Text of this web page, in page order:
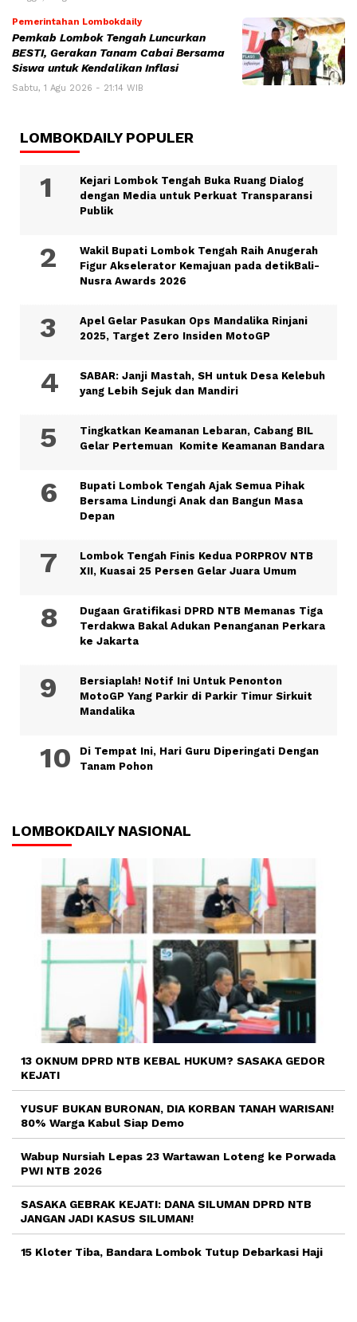
Pemerintahan Lombokdaily
Pemkab Lombok Tengah Luncurkan
BESTI, Gerakan Tanam Cabai Bersama
Siswa untuk Kendalikan Inflasi
Sabtu, 1 Agu 2026 - 21:14 WIB
LOMBOKDAILY POPULER
Kejari Lombok Tengah Buka Ruang Dialog
dengan Media untuk Perkuat Transparansi
Publik
Wakil Bupati Lombok Tengah Raih Anugerah
Figur Akselerator Kemajuan pada detikBali-
Nusra Awards 2026
Apel Gelar Pasukan Ops Mandalika Rinjani
2025, Target Zero Insiden MotoGP
SABAR: Janji Mastah, SH untuk Desa Kelebuh
yang Lebih Sejuk dan Mandiri
Tingkatkan Keamanan Lebaran, Cabang BIL
Gelar Pertemuan Komite Keamanan Bandara
Bupati Lombok Tengah Ajak Semua Pihak
Bersama Lindungi Anak dan Bangun Masa
Depan
Lombok Tengah Finis Kedua PORPROV NTB
XII, Kuasai 25 Persen Gelar Juara Umum
Dugaan Gratifikasi DPRD NTB Memanas Tiga
Terdakwa Bakal Adukan Penanganan Perkara
ke Jakarta
Bersiaplah! Notif Ini Untuk Penonton
MotoGP Yang Parkir di Parkir Timur Sirkuit
Mandalika
Di Tempat Ini, Hari Guru Diperingati Dengan
Tanam Pohon
LOMBOKDAILY NASIONAL
13 OKNUM DPRD NTB KEBAL HUKUM? SASAKA GEDOR
KEJATI
YUSUF BUKAN BURONAN, DIA KORBAN TANAH WARISAN!
80% Warga Kabul Siap Demo
Wabup Nursiah Lepas 23 Wartawan Loteng ke Porwada
PWI NTB 2026
SASAKA GEBRAK KEJATI: DANA SILUMAN DPRD NTB
JANGAN JADI KASUS SILUMAN!
15 Kloter Tiba, Bandara Lombok Tutup Debarkasi Haji